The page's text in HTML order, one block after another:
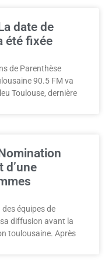
date de
été fixée
de Parenthèse
90.5 FM va
Toulouse, dernière
d’une
équipes de
diffusion avant la
toulousaine. Après